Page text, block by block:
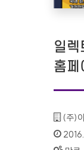
일
홈페
기관
(주)
인증